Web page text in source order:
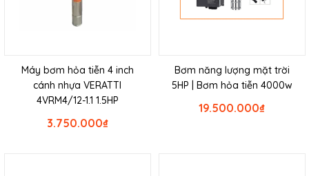
Máy bơm hỏa tiễn 4 inch
cánh nhựa VERATTI
4VRM4/12-1.1 1.5HP
₫
3.750.000
Bơm năng lượng mặt trời
5HP | Bơm hỏa tiễn 4000w
₫
19.500.000